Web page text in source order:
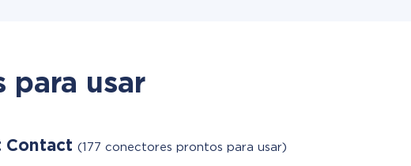
para usar
Contact (177 conectores prontos para usar)